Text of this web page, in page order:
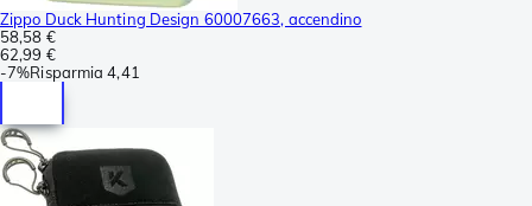
Zippo Duck Hunting Design 60007663, accendino
58,58 €
62,99 €
-7%Risparmia 4,41